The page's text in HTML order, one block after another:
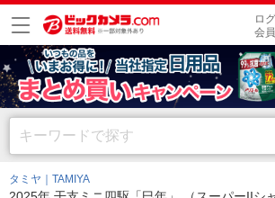
ロ
会
タミヤ｜TAMIYA